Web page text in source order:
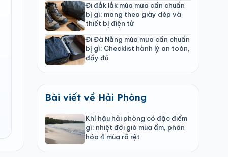
Đi đắk lắk mùa mưa cần chuẩn
bị gì: mang theo giày dép và
thiết bị điện tử
Đi Đà Nẵng mùa mưa cần chuẩn
bị gì: Checklist hành lý an toàn,
đầy đủ
Bài viết về Hải Phòng
Khí hậu hải phòng có đặc điểm
gì: nhiệt đới gió mùa ẩm, phân
hóa 4 mùa rõ rệt